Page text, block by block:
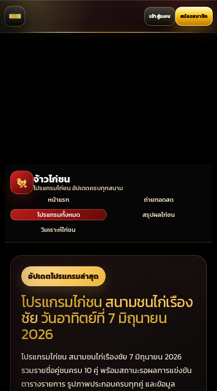
เข้าสู่ระบบ สมัครสมาชิก
🐔 จ้าวไก่ชน
โปรแกรมไก่ชน อัปเดตครบทุกสนาม
หน้าแรก
ถ่ายทอดสด
โปรแกรมทั้งหมด
สรุปผลไก่ชน
วิเคราะห์ไก่ชน
อัปเดตโปรแกรมล่าสุด
โปรแกรมไก่ชนสนามชนไก่เรือง
ชัย วันอาทิตย์ที่ 7 มิถุนายน
2026
โปรแกรมไก่ชน สนามชนไก่เรืองชัย 7 มิถุนายน 2026
รวมรายชื่อคู่ชนครบ 10 คู่ พร้อมสถานะรอผลการแข่งขัน
ตารางรายการ รูปภาพประกอบครบทุกคู่ และข้อมูล